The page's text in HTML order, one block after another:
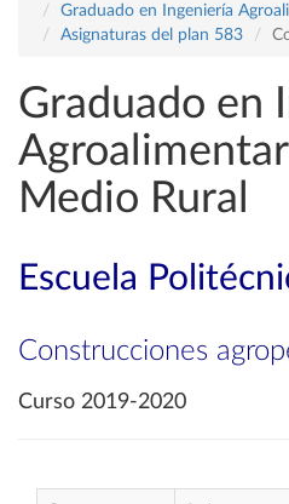
Graduado en Ingeniería
Asignaturas del plan 583
Graduado en
Medio Rural
Escuela
Construcciones
Curso 2019-2020